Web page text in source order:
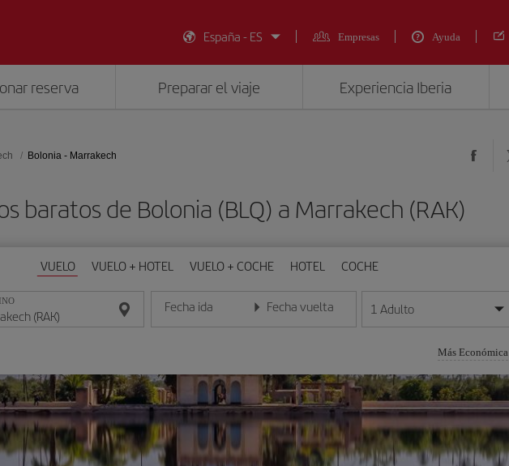
España - ES
Empresas Ayuda
reserva Preparar el viaje Experiencia Iberia
Bolonia - Marrakech
baratos de Bolonia (BLQ) a Marrakech (RAK)
VUELO VUELO + HOTEL VUELO + COCHE HOTEL COCHE
Fecha ida
Introduce la fecha en formato día/mes/año
Fecha vuelta
Introduce la fecha en formato día/mes/año
1 Adulto
Más Económica